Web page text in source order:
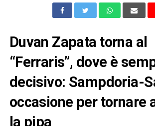
Duvan Zapata torna al
“Ferraris”, dove è
decisivo: Sampdoria-
occasione per tornare
la pipa